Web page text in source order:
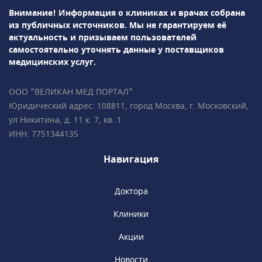
Definition 64 и Revolution CT GE Healthcare,
высокоинтеллектуальная гамма-камера
BrightView Philips для проведения ОФЭКТ и
др. Результаты диагностики доступны через
круглосуточно в любой день
недели.«Медицина» сотрудничает с РНИМУ
им. Н.И. Пирогова, являясь клинической
базой кафедры терапии и семейной
академиков, членов РАН, профессоров и
Внимание! Информация о клиниках и врачах собрана
из публичных источников. Мы не гарантируем её
актуальность и призываем пользователей
самостоятельно уточнять данные у поставщиков
медицинских услуг.
ООО "ВЕЛИКАН МЕД ПОРТАЛ"
Юридический адрес: 108811, город Москва, г. Московский,
ул Никитина, д. 11 к. 7, кв. 1
ИНН: 7751344135
Навигация
Доктора
Клиники
Акции